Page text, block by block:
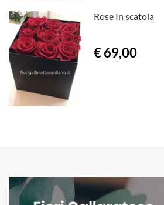
Rose In scatola
€ 69,00